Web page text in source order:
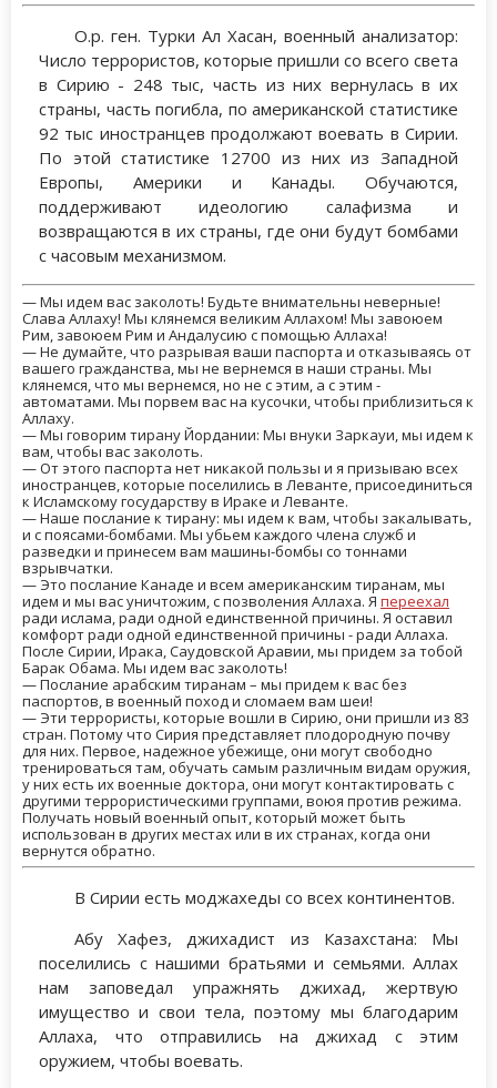
О.р. ген. Турки Ал Хасан, военный анализатор:
Число террористов, которые пришли со всего света
в Сирию - 248 тыс, часть из них вернулась в их
страны, часть погибла, по американской статистике
92 тыс иностранцев продолжают воевать в Сирии.
По этой статистике 12700 из них из Западной
Европы, Америки и Канады. Обучаются,
поддерживают идеологию салафизма и
возвращаются в их страны, где они будут бомбами
с часовым механизмом.
— Мы идем вас заколоть! Будьте внимательны неверные!
Слава Аллаху! Мы клянемся великим Аллахом! Мы завоюем
Рим, завоюем Рим и Андалусию с помощью Аллаха!
— Не думайте, что разрывая ваши паспорта и отказываясь от
вашего гражданства, мы не вернемся в наши страны. Мы
клянемся, что мы вернемся, но не с этим, а с этим -
автоматами. Мы порвем вас на кусочки, чтобы приблизиться к
Аллаху.
— Мы говорим тирану Йордании: Мы внуки Заркауи, мы идем к
вам, чтобы вас заколоть.
— От этого паспорта нет никакой пользы и я призываю всех
иностранцев, которые поселились в Леванте, присоединиться
к Исламскому государству в Ираке и Леванте.
— Наше послание к тирану: мы идем к вам, чтобы закалывать,
и с поясами-бомбами. Мы убьем каждого члена служб и
разведки и принесем вам машины-бомбы со тоннами
взрывчатки.
— Это послание Канаде и всем американским тиранам, мы
идем и мы вас уничтожим, с позволения Аллаха. Я переехал
ради ислама, ради одной единственной причины. Я оставил
комфорт ради одной единственной причины - ради Аллаха.
После Сирии, Ирака, Саудовской Аравии, мы придем за тобой
Барак Обама. Мы идем вас заколоть!
— Послание арабским тиранам – мы придем к вас без
паспортов, в военный поход и сломаем вам шеи!
— Эти террористы, которые вошли в Сирию, они пришли из 83
стран. Потому что Сирия представляет плодородную почву
для них. Первое, надежное убежище, они могут свободно
тренироваться там, обучать самым различным видам оружия,
у них есть их военные доктора, они могут контактировать с
другими террористическими группами, воюя против режима.
Получать новый военный опыт, который может быть
использован в других местах или в их странах, когда они
вернутся обратно.
В Сирии есть моджахеды со всех континентов.
Абу Хафез, джихадист из Казахстана: Мы
поселились с нашими братьями и семьями. Аллах
нам заповедал упражнять джихад, жертвую
имущество и свои тела, поэтому мы благодарим
Аллаха, что отправились на джихад с этим
оружием, чтобы воевать.